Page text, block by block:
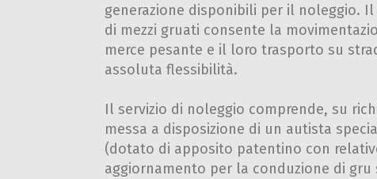
generazione disponibili per il noleggio.
di mezzi gruati consente la
merce pesante e il loro trasporto su
assoluta flessibilità.
Il servizio di noleggio comprende, su
messa a disposizione di un autista
(dotato di apposito patentino con
aggiornamento per la conduzione di gru